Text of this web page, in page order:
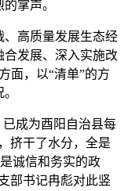
掌声。
高质量发展生态经
合发展、深入实施改
面，以“清单”的方
成为酉阳自治县每
挤干了水分，全是
诚信和务实的政
部书记冉彪对此竖